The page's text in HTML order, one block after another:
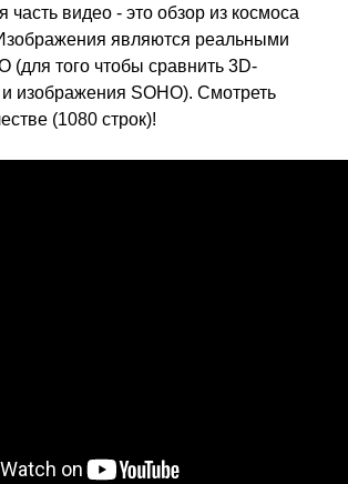
часть видео - это обзор из космоса
являются реальными
(для того чтобы сравнить 3D-
изображения SOHO). Смотреть
(1080 строк)!